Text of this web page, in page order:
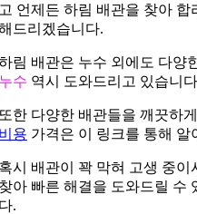
언제든 하림 배관을 찾아
드리겠습니다.
림 배관은 누수 외에도 다양
수 역시 도와드리고 있습니
한 다양한 배관들을 깨끗하
용 가격은 이 링크를 통해 알
시 배관이 꽉 막혀 고생 중
아 빠른 해결을 도와드릴 수
.